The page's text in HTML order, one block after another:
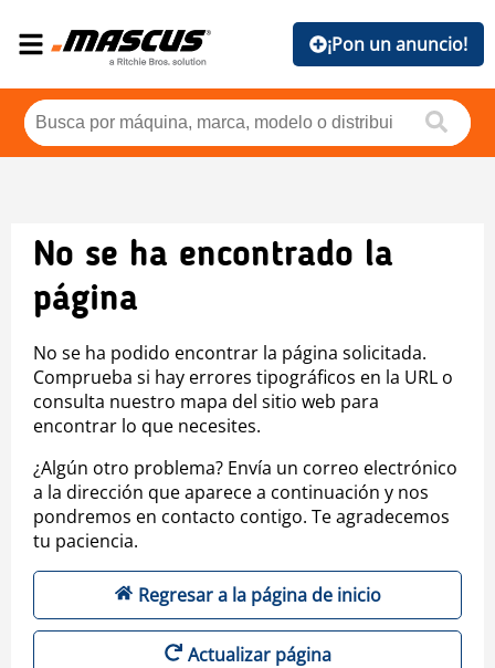
¡Pon un anuncio!
No se ha encontrado la
página
No se ha podido encontrar la página solicitada.
Comprueba si hay errores tipográficos en la URL o
consulta nuestro mapa del sitio web para
encontrar lo que necesites.
¿Algún otro problema? Envía un correo electrónico
a la dirección que aparece a continuación y nos
pondremos en contacto contigo. Te agradecemos
tu paciencia.
Regresar a la página de inicio
Actualizar página